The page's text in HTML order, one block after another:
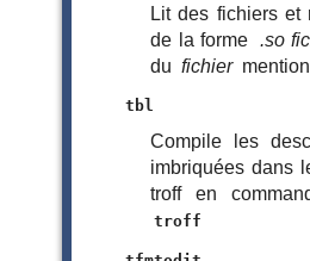
Lit des fichiers et
de la forme .so
du fichier
tbl
Compile les
imbriquées dans
troff en
troff